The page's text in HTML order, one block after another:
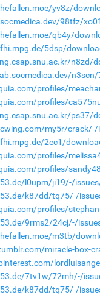
yv8z/
98tfz/
qb4y/
5dsp/
n8zd/
profiles/
profiles/
ps37/
my5r/crack/-/
2ec1/
profiles/
profiles/
l0upm/ji19/-/
k87dd/tq75/-/
profiles/
9rms2/24cj/-/
m3tb/
miracle-box-
lordluisangel
7tv1w/72mh/-/
k87dd/tq75/-/